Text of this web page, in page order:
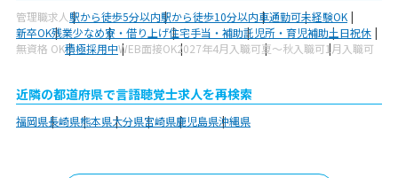
管理職求人駅から徒歩5分以内駅から徒歩10分以内車通勤可未経験OK
新卒OK残業少なめ寮・借り上げ住宅手当・補助託児所・育児補助土日祝休
無資格 OK積極採用中WEB面接OK2027年4月入職可夏～秋入職可1月入職可
近隣の都道府県で言語聴覚士求人を再検索
福岡県長崎県熊本県大分県宮崎県鹿児島県沖縄県